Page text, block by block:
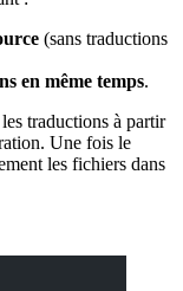
(sans traductions
en même temps.
traductions à partir
Une fois le
les fichiers dans